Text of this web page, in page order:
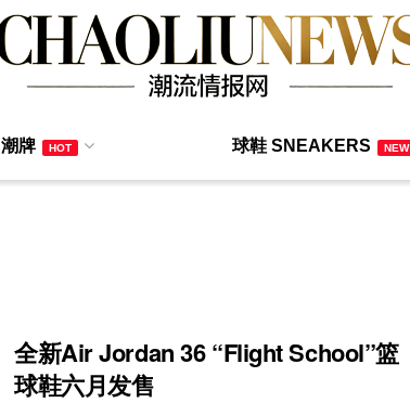
潮牌 HOT 球鞋 SNEAKERS NEW
全新Air Jordan 36 “Flight School”篮
球鞋六月发售